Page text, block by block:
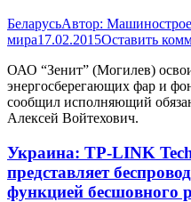
БеларусьАвтор:
мира17.02.2015Оставить
ОАО “Зенит” (Могилев)
энергосберегающих фар и
сообщил исполняющий
Алексей Войтехович.
Украина: TP-LINK
представляет
функцией бесшовного